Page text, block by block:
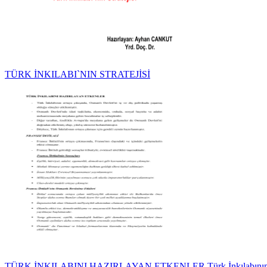
TÜRK İNKILABI`NIN STRATEJİSİ